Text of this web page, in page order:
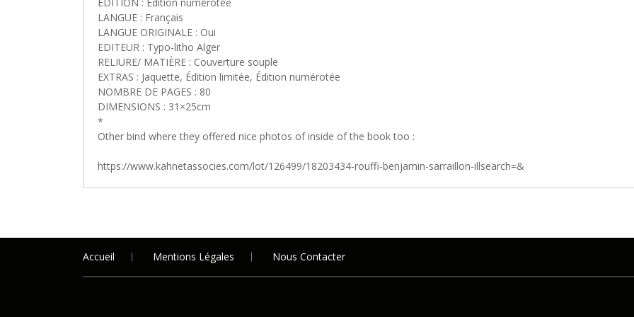
LANGUE : Français
LANGUE ORIGINALE : Oui
EDITEUR : Typo-litho Alger
RELIURE/ MATIÈRE : Couverture souple
EXTRAS : Jaquette, Édition limitée, Édition numérotée
NOMBRE DE PAGES : 80
DIMENSIONS : 31×25cm
*
Other bind where they offered nice photos of inside of the book too :
https://www.kahnetassocies.com/lot/126499/18203434-rouffi-benjamin-sarraillon-illsearch=&
- Si le prix n' était pas encore marqué, voire pour d' autres conditions
Accueil Mentions Légales Nous Contacter